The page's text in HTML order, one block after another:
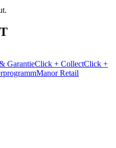
GarantieClick + CollectClick +
Manor Retail